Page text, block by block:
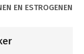
EN ESTROGENEN